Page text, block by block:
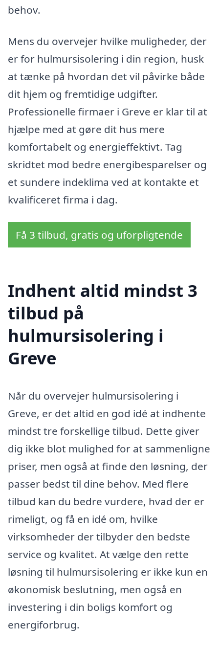
behov.
Mens du overvejer hvilke muligheder, der
er for hulmursisolering i din region, husk
at tænke på hvordan det vil påvirke både
dit hjem og fremtidige udgifter.
Professionelle firmaer i Greve er klar til at
hjælpe med at gøre dit hus mere
komfortabelt og energieffektivt. Tag
skridtet mod bedre energibesparelser og
et sundere indeklima ved at kontakte et
kvalificeret firma i dag.
Få 3 tilbud, gratis og uforpligtende
Indhent altid mindst 3
tilbud på
hulmursisolering i
Greve
Når du overvejer hulmursisolering i
Greve, er det altid en god idé at indhente
mindst tre forskellige tilbud. Dette giver
dig ikke blot mulighed for at sammenligne
priser, men også at finde den løsning, der
passer bedst til dine behov. Med flere
tilbud kan du bedre vurdere, hvad der er
rimeligt, og få en idé om, hvilke
virksomheder der tilbyder den bedste
service og kvalitet. At vælge den rette
løsning til hulmursisolering er ikke kun en
økonomisk beslutning, men også en
investering i din boligs komfort og
energiforbrug.